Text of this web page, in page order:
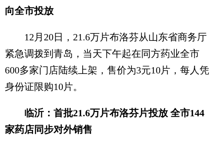
向全市投放
12月20日，21.6万片布洛芬从山东省商务厅
紧急调拨到青岛，当天下午起在同方药业全市
600多家门店陆续上架，售价为3元10片，每人凭
身份证限购10片。
临沂：首批21.6万片布洛芬片投放 全市144
家药店同步对外销售